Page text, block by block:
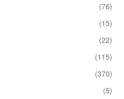
(76)
(15)
(22)
(115)
(370)
(5)